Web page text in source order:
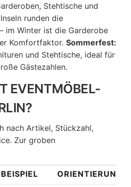
Stehtische und
runden die
im Winter ist die Garderobe
Komfortfaktor. Sommerfest:
und Stehtische, ideal für
Gästezahlen.
EVENTMÖBEL-
nach Artikel, Stückzahl,
Zur groben
BEISPIEL